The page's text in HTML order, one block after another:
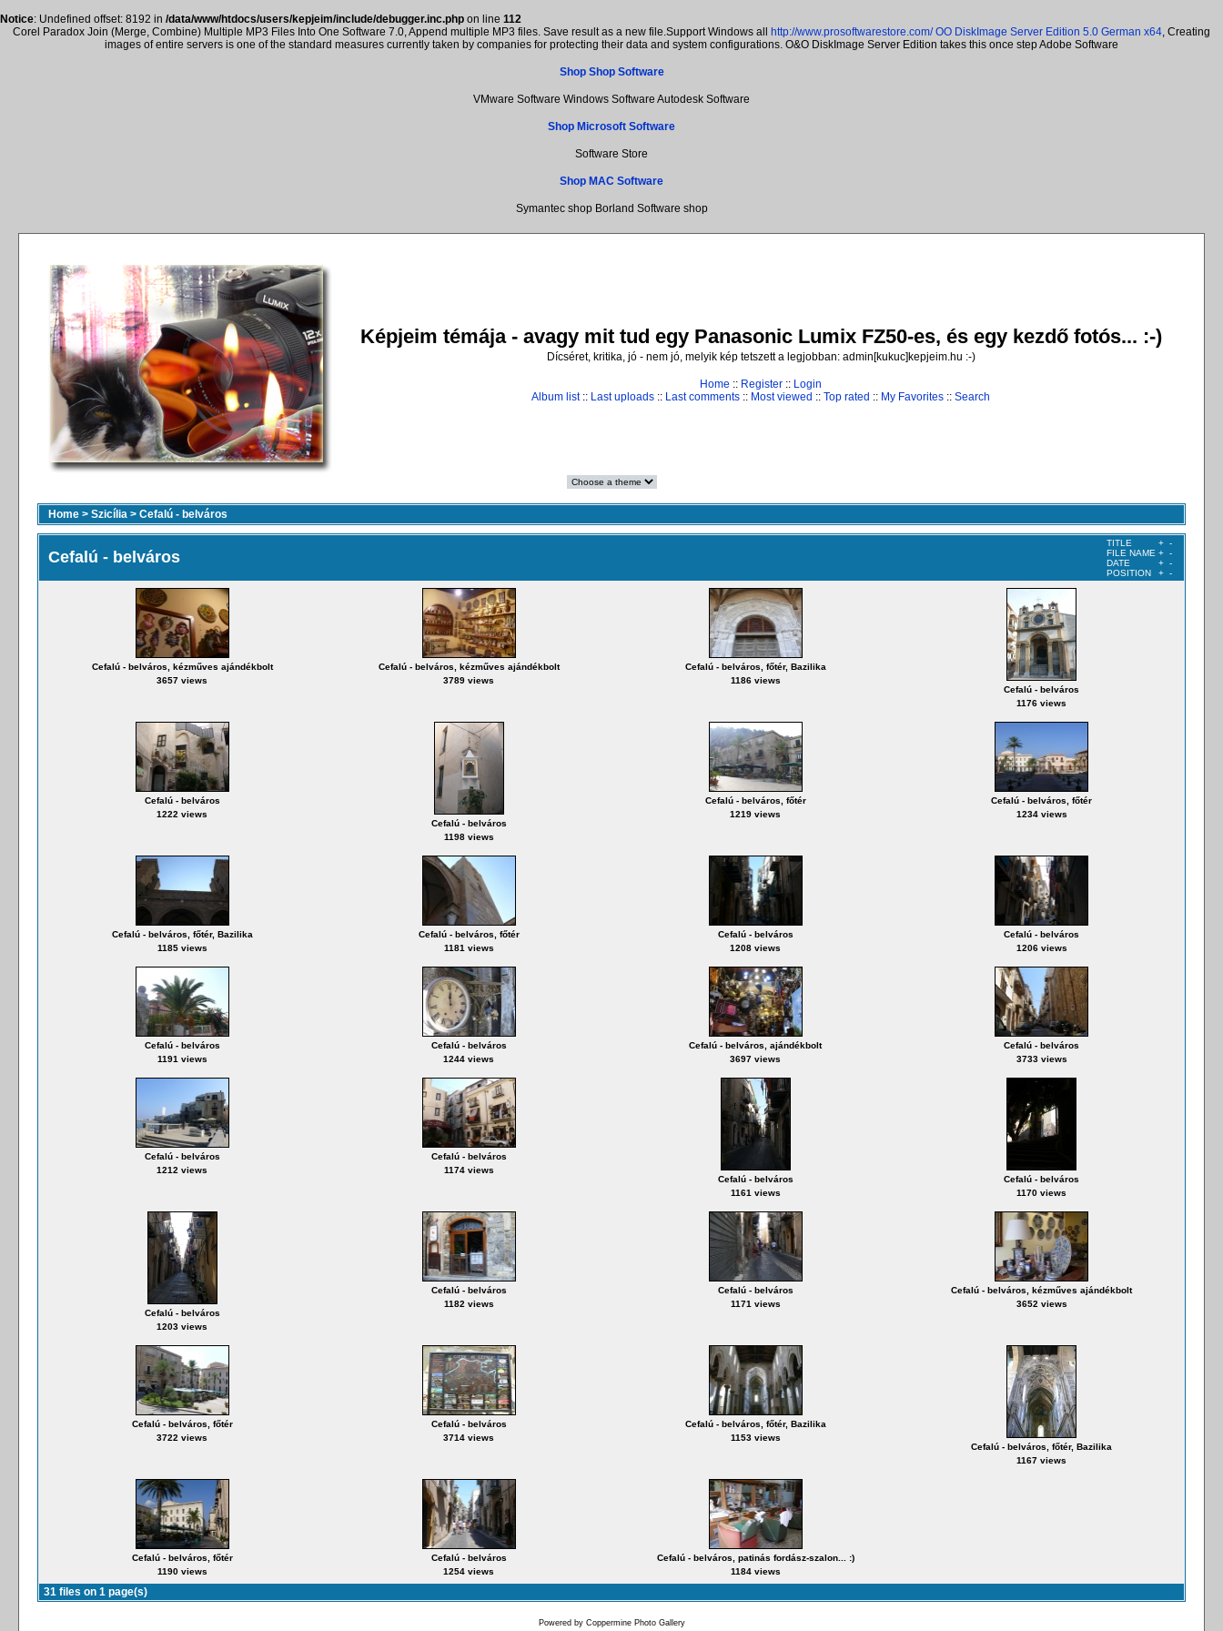
Notice: Undefined offset: 8192 in /data/www/htdocs/users/kepjeim/include/debugger.inc.php on line 112
Corel Paradox Join (Merge, Combine) Multiple MP3 Files Into One Software 7.0, Append multiple MP3 files. Save result as a new file.Support Windows all
http://www.prosoftwarestore.com/ OO DiskImage Server Edition 5.0 German x64, Creating
images of entire servers is one of the standard measures currently taken by companies for protecting their data and system configurations. O&O DiskImage Server Edition takes this once step Adobe Software
Shop Shop Software
VMware Software Windows Software Autodesk Software
Shop Microsoft Software
Software Store
Shop MAC Software
Symantec shop Borland Software shop
Képjeim témája - avagy mit tud egy Panasonic Lumix FZ50-es, és egy kezdő fotós... :-)
Dícséret, kritika, jó - nem jó, melyik kép tetszett a legjobban: admin[kukuc]kepjeim.hu :-)
Home :: Register :: Login
Album list:: Last uploads :: Last comments :: Most viewed :: Top rated :: My Favorites :: Search
Home > Szicília > Cefalú - belváros
Cefalú - belváros
TITLE + -
FILE NAME + -
DATE
+ -
POSITION
+ -
Cefalú - belváros, kézműves ajándékbolt
3657 views
Cefalú - belváros, kézműves ajándékbolt
3789 views
Cefalú - belváros, főtér, Bazilika
1186 views
Cefalú - belváros
1176 views
Cefalú - belváros
1222 views
Cefalú - belváros
1198 views
Cefalú - belváros, főtér
1219 views
Cefalú - belváros, főtér
1234 views
Cefalú - belváros, főtér, Bazilika
1185 views
Cefalú - belváros, főtér
1181 views
Cefalú - belváros
1208 views
Cefalú - belváros
1206 views
Cefalú - belváros
1191 views
Cefalú - belváros
1244 views
Cefalú - belváros, ajándékbolt
3697 views
Cefalú - belváros
3733 views
Cefalú - belváros
1212 views
Cefalú - belváros
1174 views
Cefalú - belváros
1161 views
Cefalú - belváros
1170 views
Cefalú - belváros
1203 views
Cefalú - belváros
1182 views
Cefalú - belváros
1171 views
Cefalú - belváros, kézműves ajándékbolt
3652 views
Cefalú - belváros, főtér
3722 views
Cefalú - belváros
3714 views
Cefalú - belváros, főtér, Bazilika
1153 views
Cefalú - belváros, főtér, Bazilika
1167 views
Cefalú - belváros, főtér
1190 views
Cefalú - belváros
1254 views
Cefalú - belváros, patinás fordász-szalon... :)
1184 views
31 files on 1 page(s)
Powered by Coppermine Photo Gallery